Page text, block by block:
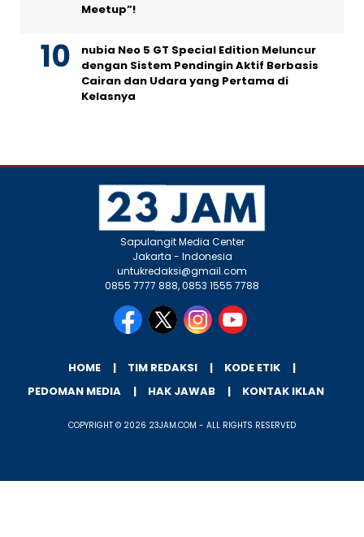
Meetup”!
nubia Neo 5 GT Special Edition Meluncur
dengan Sistem Pendingin Aktif Berbasis
Cairan dan Udara yang Pertama di
Kelasnya
Sapulangit Media Center
Jakarta - Indonesia
untukredaksi@gmail.com
0855 7777 888, 0853 1555 7788
HOME TIM REDAKSI
KODE ETIK
PEDOMAN MEDIA
HAK JAWAB KONTAK IKLAN
COPYRIGHT © 2026 23JAM.COM - ALL RIGHTS RESERVED